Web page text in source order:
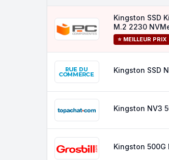
Kingston SSD
M.2 2230
⭐ MEILLEUR PRIX
Kingston SSD
Kingston NV3
Kingston 500G